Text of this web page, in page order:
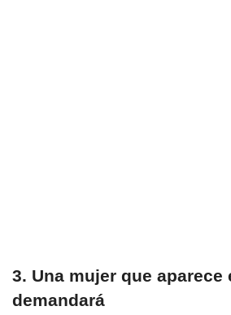
3. Una mujer que aparece
demandará